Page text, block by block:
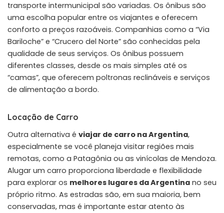
transporte intermunicipal são variadas. Os ônibus são
uma escolha popular entre os viajantes e oferecem
conforto a preços razoáveis. Companhias como a “Via
Bariloche” e “Crucero del Norte” são conhecidas pela
qualidade de seus serviços. Os ônibus possuem
diferentes classes, desde os mais simples até os
“camas”, que oferecem poltronas reclináveis e serviços
de alimentação a bordo.
Locação de Carro
Outra alternativa é viajar de carro na Argentina,
especialmente se você planeja visitar regiões mais
remotas, como a Patagônia ou as vinícolas de Mendoza.
Alugar um carro proporciona liberdade e flexibilidade
para explorar os melhores lugares da Argentina no seu
próprio ritmo. As estradas são, em sua maioria, bem
conservadas, mas é importante estar atento às